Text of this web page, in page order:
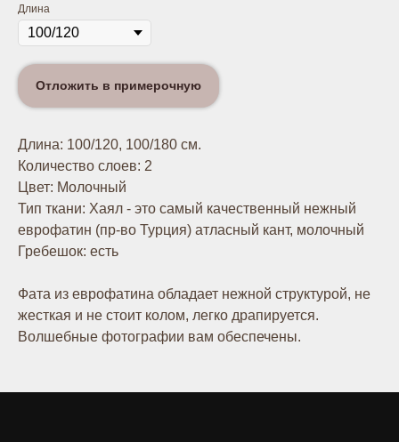
Длина
Отложить в примерочную
Длина: 100/120, 100/180 см.
Количество слоев: 2
Цвет: Молочный
Тип ткани: Хаял - это самый качественный нежный
еврофатин (пр-во Турция) атласный кант, молочный
Гребешок: есть
Фата из еврофатина обладает нежной структурой, не
жесткая и не стоит колом, легко драпируется.
Волшебные фотографии вам обеспечены.